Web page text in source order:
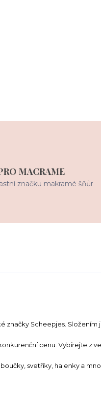
MACRAME
značku makramé šňůr
Scheepjes. Složením
cenu. Vybírejte z
svetříky, halenky a